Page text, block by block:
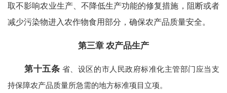
取不影响农业生产、不降低生产功能的修复措施，阻断或者
减少污染物进入农作物食用部分，确保农产品质量安全。
第三章 农产品生产
第十五条 省、设区的市人民政府标准化主管部门应当支
持保障农产品质量所急需的地方标准项目立项。